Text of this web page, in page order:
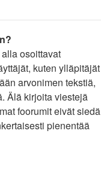
osoittavat
kuten ylläpitäjät
arvonimen tekstiä,
Älä kirjoita viestejä
foorumit eivät siedä
pienentää